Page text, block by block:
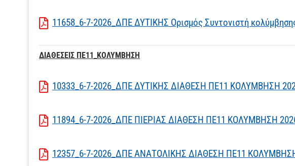
11658_6-7-2026_ΔΠΕ ΔΥΤΙΚΗΣ Ορισμός Συντονιστή
ΔΙΑΘΕΣΕΙΣ ΠΕ11_ΚΟΛΥΜΒΗΣΗ
10333_6-7-2026_ΔΠΕ ΔΥΤΙΚΗΣ ΔΙΑΘΕΣΗ ΠΕ11 ΚΟΛΥΜΒΗΣΗ
11894_6-7-2026_ΔΠΕ ΠΙΕΡΙΑΣ ΔΙΑΘΕΣΗ ΠΕ11 ΚΟΛΥΜΒΗΣΗ
12357_6-7-2026_ΔΠΕ ΑΝΑΤΟΛΙΚΗΣ ΔΙΑΘΕΣΗ ΠΕ11